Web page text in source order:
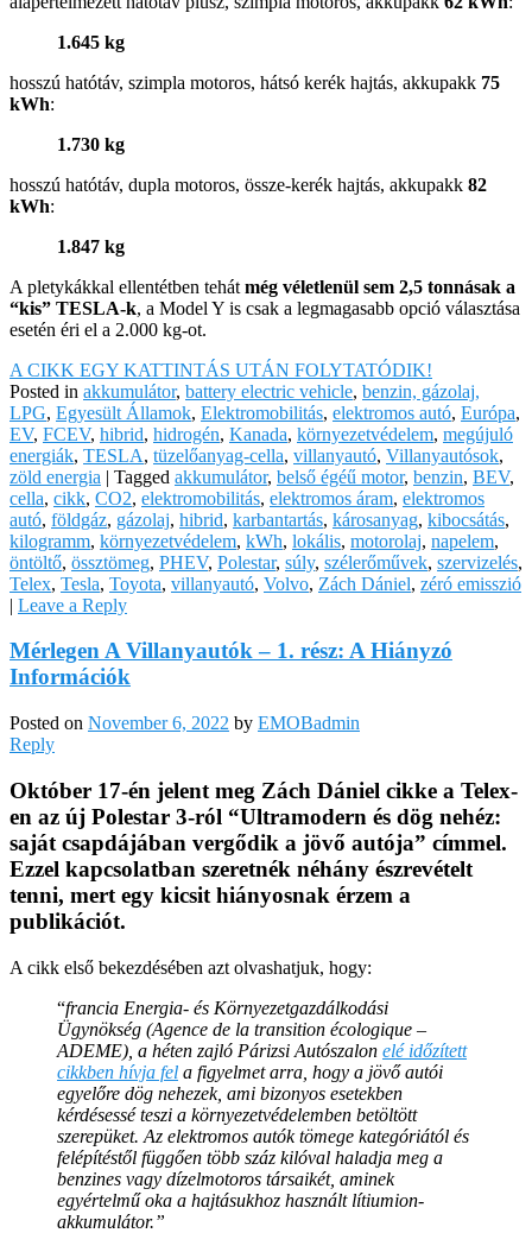
1.645 kg
hosszú hatótáv, szimpla motoros, hátsó kerék hajtás, akkupakk 75
kWh:
1.730 kg
hosszú hatótáv, dupla motoros, össze-kerék hajtás, akkupakk 82
kWh:
1.847 kg
A pletykákkal ellentétben tehát még véletlenül sem 2,5 tonnásak a
“kis” TESLA-k, a Model Y is csak a legmagasabb opció választása
esetén éri el a 2.000 kg-ot.
A CIKK EGY KATTINTÁS UTÁN FOLYTATÓDIK!
Posted in akkumulátor, battery electric vehicle, benzin, gázolaj,
LPG, Egyesült Államok, Elektromobilitás, elektromos autó, Európa,
EV, FCEV, hibrid, hidrogén, Kanada, környezetvédelem, megújuló
energiák, TESLA, tüzelőanyag-cella, villanyautó, Villanyautósok,
zöld energia | Tagged akkumulátor, belső égéű motor, benzin, BEV,
cella, cikk, CO2, elektromobilitás, elektromos áram, elektromos
autó, földgáz, gázolaj, hibrid, karbantartás, károsanyag, kibocsátás,
kilogramm, környezetvédelem, kWh, lokális, motorolaj, napelem,
öntöltő, össztömeg, PHEV, Polestar, súly, szélerőművek, szervizelés,
Telex, Tesla, Toyota, villanyautó, Volvo, Zách Dániel, zéró emisszió
| Leave a Reply
Mérlegen A Villanyautók – 1. rész: A Hiányzó
Információk
Posted on November 6, 2022 by EMOBadmin
Reply
Október 17-én jelent meg Zách Dániel cikke a Telex-
en az új Polestar 3-ról “Ultramodern és dög nehéz:
saját csapdájában vergődik a jövő autója” címmel.
Ezzel kapcsolatban szeretnék néhány észrevételt
tenni, mert egy kicsit hiányosnak érzem a
publikációt.
A cikk első bekezdésében azt olvashatjuk, hogy:
“francia Energia- és Környezetgazdálkodási
Ügynökség (Agence de la transition écologique –
ADEME), a héten zajló Párizsi Autószalon elé időzített
cikkben hívja fel a figyelmet arra, hogy a jövő autói
egyelőre dög nehezek, ami bizonyos esetekben
kérdésessé teszi a környezetvédelemben betöltött
szerepüket. Az elektromos autók tömege kategóriától és
felépítéstől függően több száz kilóval haladja meg a
benzines vagy dízelmotoros társaikét, aminek
egyértelmű oka a hajtásukhoz használt lítiumion-
akkumulátor.”